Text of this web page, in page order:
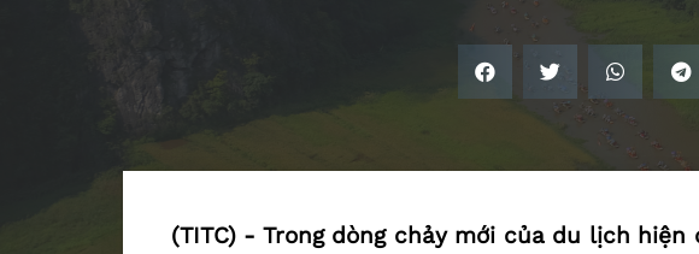
(TITC) - Trong dòng chảy mới của du lịch